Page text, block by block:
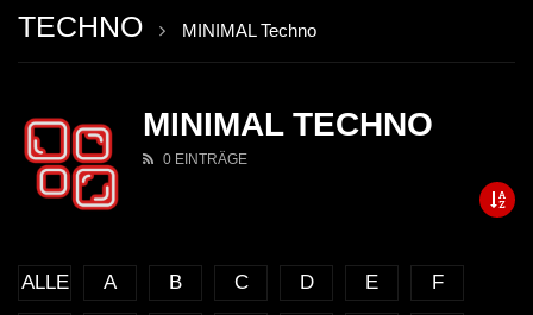
TECHNO MINIMAL Techno
MINIMAL TECHNO
0 EINTRÄGE
ALLE A B C D E F